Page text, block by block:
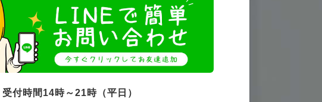
受付時間14時～21時（平日）